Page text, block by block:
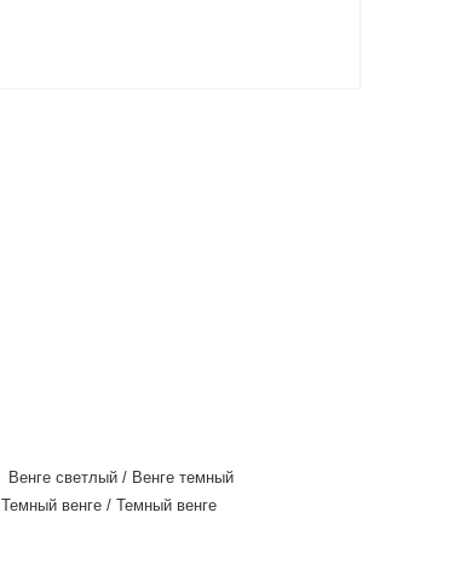
Венге светлый / Венге темный
Темный венге / Темный венге